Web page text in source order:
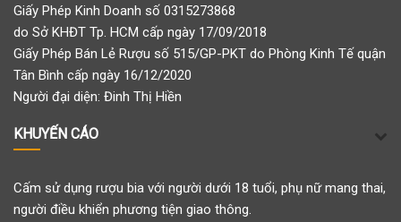
Giấy Phép Kinh Doanh số 0315273868
do Sở KHĐT Tp. HCM cấp ngày 17/09/2018
Giấy Phép Bán Lẻ Rượu số 515/GP-PKT do Phòng Kinh Tế quận
Tân Bình cấp ngày 16/12/2020
Người đại diện: Đinh Thị Hiền
KHUYẾN CÁO
Cấm sử dụng rượu bia với người dưới 18 tuổi, phụ nữ mang thai,
người điều khiển phương tiện giao thông.